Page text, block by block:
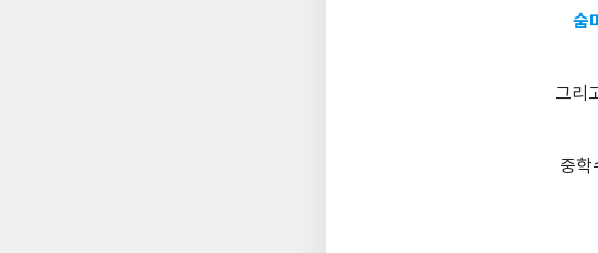
숨
그리
중학